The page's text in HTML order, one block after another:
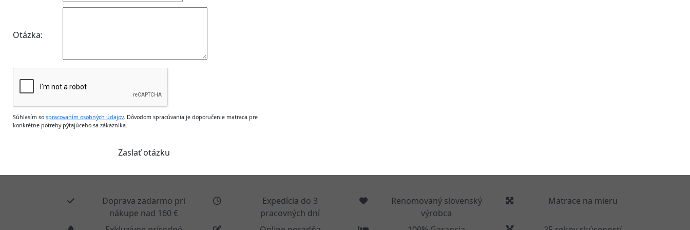
Otázka:
Súhlasím so spracovaním osobných údajov. Dôvodom spracúvania je doporučenie matraca pre
konkrétne potreby pýtajúceho sa zákazníka.
Doprava zadarmo pri
nákupe nad 160 €
Expedícia do 3
pracovných dní
Renomovaný slovenský
výrobca
Matrace na mieru